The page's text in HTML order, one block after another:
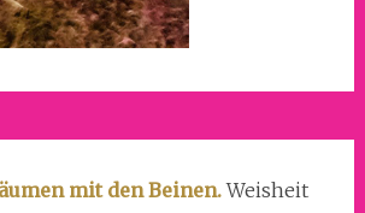
mit den Beinen. Weisheit